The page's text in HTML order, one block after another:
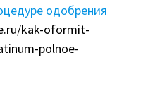
одобрения
kak-oformit-
polnoe-